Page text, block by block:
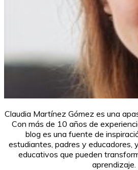
Claudia Martínez Gómez es una
Con más de 10 años de
blog es una fuente de
estudiantes, padres y educadores,
educativos que pueden
aprendizaje.